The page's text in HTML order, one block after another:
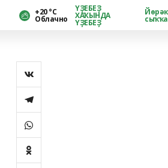
+20 °С
Облачно
ҮҘЕБЕҘ
ХАҠЫНДА
ҮҘЕБЕҘ